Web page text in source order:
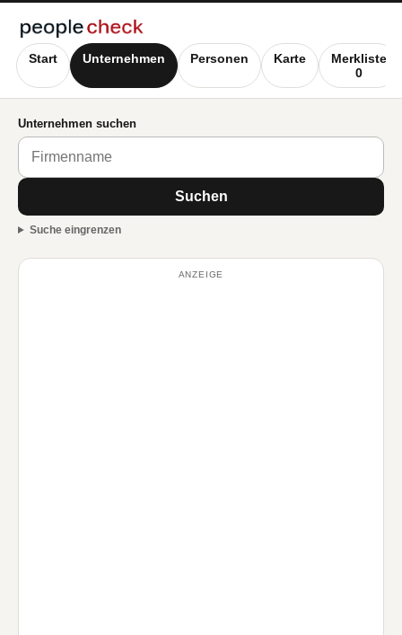
Start Unternehmen Personen Karte
Merkliste
0
Unternehmen suchen
Suchen
Suche eingrenzen
ANZEIGE